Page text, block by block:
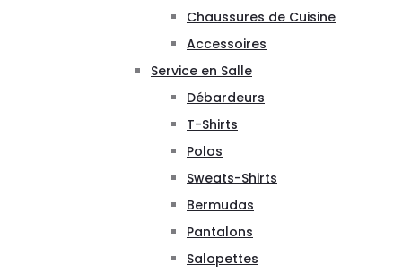
Chaussures de Cuisine
Accessoires
Service en Salle
Débardeurs
T-Shirts
Polos
Sweats-Shirts
Bermudas
Pantalons
Salopettes